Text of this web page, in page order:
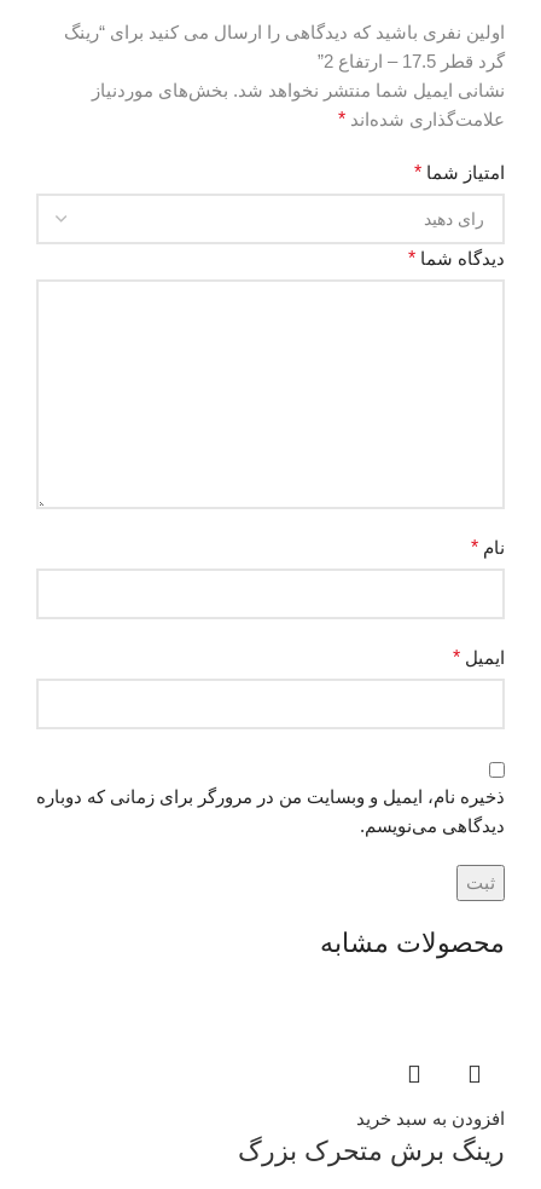
اولین نفری باشید که دیدگاهی را ارسال می کنید برای “رینگ
گرد قطر 17.5 – ارتفاع 2”
نشانی ایمیل شما منتشر نخواهد شد. بخش‌های موردنیاز
علامت‌گذاری شده‌اند *
امتیاز شما *
دیدگاه شما *
نام *
ایمیل *
ذخیره نام، ایمیل و وبسایت من در مرورگر برای زمانی که دوباره
دیدگاهی می‌نویسم.
محصولات مشابه
افزودن به سبد خرید
رینگ برش متحرک بزرگ